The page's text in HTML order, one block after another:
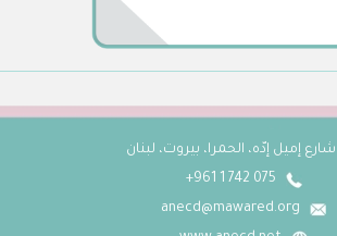
شارع إميل إدّه، الحمرا، بيروت، لبنان
075 742 1 961+
anecd@mawared.org